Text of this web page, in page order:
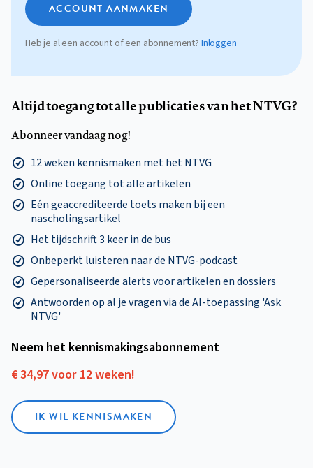
ACCOUNT AANMAKEN
Heb je al een account of een abonnement? Inloggen
Altijd toegang tot alle publicaties van het NTVG?
Abonneer vandaag nog!
12 weken kennismaken met het NTVG
Online toegang tot alle artikelen
Eén geaccrediteerde toets maken bij een
nascholingsartikel
Het tijdschrift 3 keer in de bus
Onbeperkt luisteren naar de NTVG-podcast
Gepersonaliseerde alerts voor artikelen en dossiers
Antwoorden op al je vragen via de AI-toepassing 'Ask
NTVG'
Neem het kennismakings­abonnement
€ 34,97 voor 12 weken!
IK WIL KENNISMAKEN